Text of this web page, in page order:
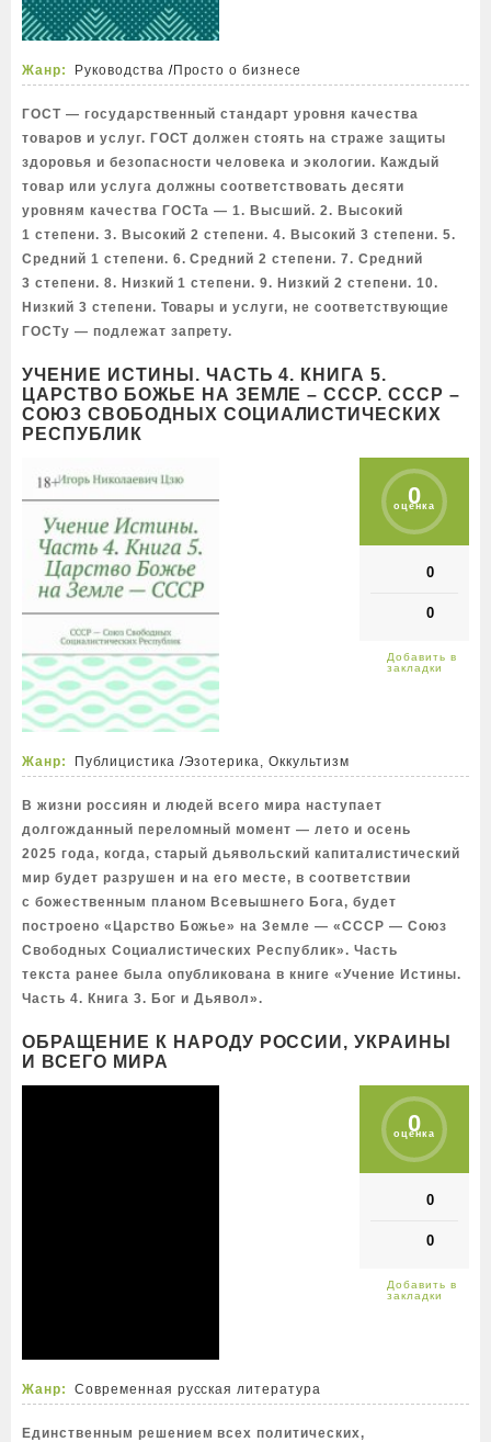
Жанр: Руководства /Просто о бизнесе
ГОСТ — государственный стандарт уровня качества
товаров и услуг. ГОСТ должен стоять на страже защиты
здоровья и безопасности человека и экологии. Каждый
товар или услуга должны соответствовать десяти
уровням качества ГОСТа — 1. Высший. 2. Высокий
1 степени. 3. Высокий 2 степени. 4. Высокий 3 степени. 5.
Средний 1 степени. 6. Средний 2 степени. 7. Средний
3 степени. 8. Низкий 1 степени. 9. Низкий 2 степени. 10.
Низкий 3 степени. Товары и услуги, не соответствующие
ГОСТу — подлежат запрету.
УЧЕНИЕ ИСТИНЫ. ЧАСТЬ 4. КНИГА 5.
ЦАРСТВО БОЖЬЕ НА ЗЕМЛЕ – СССР. СССР –
СОЮЗ СВОБОДНЫХ СОЦИАЛИСТИЧЕСКИХ
РЕСПУБЛИК
0
оценка
0
0
Жанр: Публицистика /Эзотерика, Оккультизм
В жизни россиян и людей всего мира наступает
долгожданный переломный момент — лето и осень
2025 года, когда, старый дьявольский капиталистический
мир будет разрушен и на его месте, в соответствии
с божественным планом Всевышнего Бога, будет
построено «Царство Божье» на Земле — «СССР — Союз
Свободных Социалистических Республик». Часть
текста ранее была опубликована в книге «Учение Истины.
Часть 4. Книга 3. Бог и Дьявол».
ОБРАЩЕНИЕ К НАРОДУ РОССИИ, УКРАИНЫ
И ВСЕГО МИРА
0
оценка
0
0
Жанр: Современная русская литература
Единственным решением всех политических,